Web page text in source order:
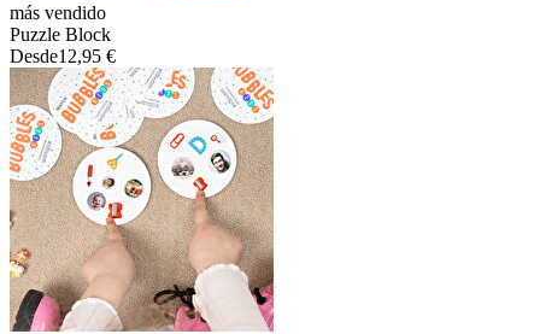
más vendido
Puzzle Block
Desde12,95 €